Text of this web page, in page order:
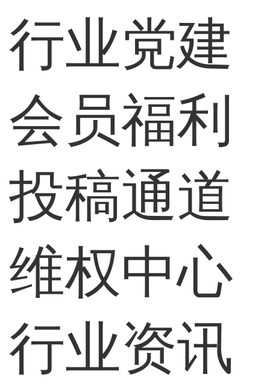
行业党建
会员福利
投稿通道
维权中心
行业资讯